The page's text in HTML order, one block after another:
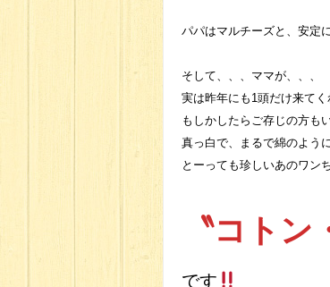
パパはマルチーズと、安定
そして、、、ママが、、、
実は昨年にも1頭だけ来てく
もしかしたらご存じの方も
真っ白で、まるで綿のよう
とーっても珍しいあのワン
〝コト
です